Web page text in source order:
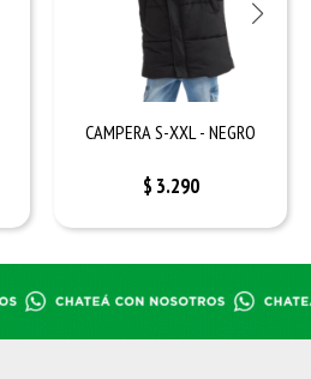
CAMPERA S-XXL - NEGRO
$ 3.290